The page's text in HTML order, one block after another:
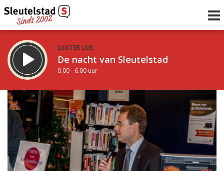
LUISTER LIVE:
De nacht van Sleutelstad
0.00 - 6.00 uur
STRAKS:
De ochtend van Sleutelstad
6.00 - 12.00 uur
Vorig uur
uur 1 van 0 Volgend uur
Inklappen